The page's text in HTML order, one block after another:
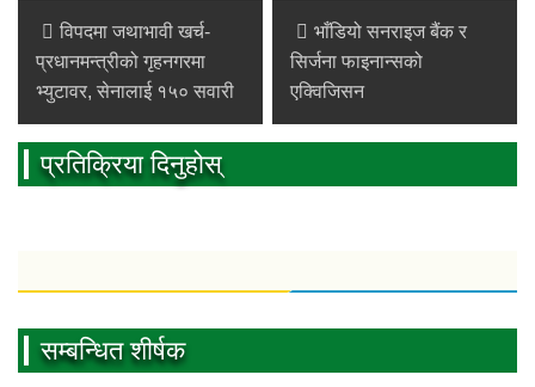
विपदमा जथाभावी खर्च-
प्रधानमन्त्रीको गृहनगरमा
भ्युटावर, सेनालाई १५० सवारी
भाँडियो सनराइज बैंक र
सिर्जना फाइनान्सको
एक्विजिसन
प्रतिक्रिया दिनुहोस्
सम्बन्धित शीर्षक